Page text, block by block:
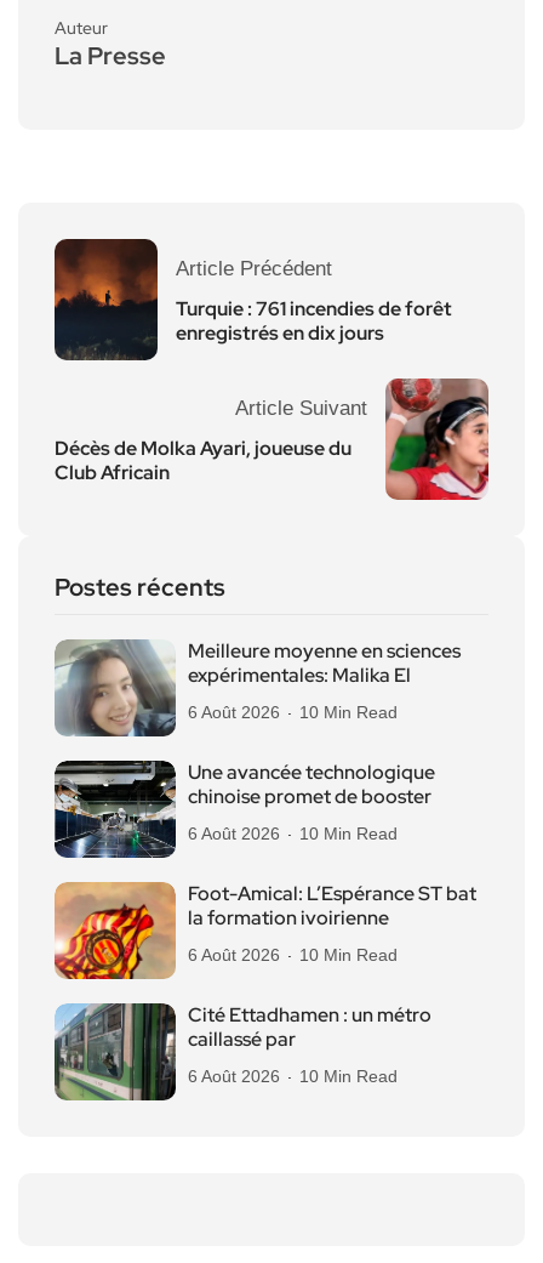
Auteur
La Presse
Article Précédent
Turquie : 761 incendies de forêt
enregistrés en dix jours
Article Suivant
Décès de Molka Ayari, joueuse du
Club Africain
Postes récents
Meilleure moyenne en sciences
expérimentales: Malika El
6 Août 2026 10 Min Read
Une avancée technologique
chinoise promet de booster
6 Août 2026 10 Min Read
Foot-Amical: L’Espérance ST bat
la formation ivoirienne
6 Août 2026 10 Min Read
Cité Ettadhamen : un métro
caillassé par
6 Août 2026 10 Min Read